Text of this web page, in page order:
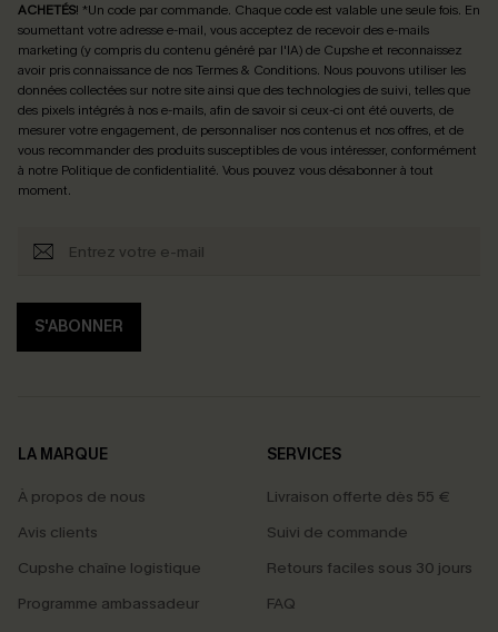
ACHETÉS! *Un code par commande. Chaque code est valable une seule fois. En
soumettant votre adresse e-mail, vous acceptez de recevoir des e-mails
marketing (y compris du contenu généré par l'IA) de Cupshe et reconnaissez
avoir pris connaissance de nosTermes & Conditions. Nous pouvons utiliser les
données collectées sur notre site ainsi que des technologies de suivi, telles que
des pixels intégrés à nos e-mails, afin de savoir si ceux-ci ont été ouverts, de
mesurer votre engagement, de personnaliser nos contenus et nos offres, et de
vous recommander des produits susceptibles de vous intéresser, conformément
à notre Politique de confidentialité. Vous pouvez vous désabonner à tout
moment.
S'ABONNER
LA MARQUE
À propos de nous
Avis clients
Cupshe chaîne logistique
Programme ambassadeur
SERVICES
Livraison offerte dès 55 €
Suivi de commande
Retours faciles sous 30 jours
FAQ